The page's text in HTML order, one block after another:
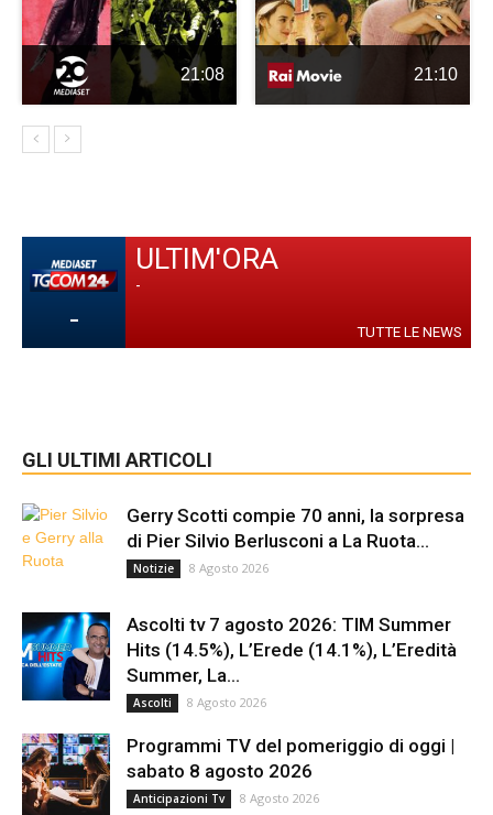
21:08 21:10
-
ULTIM'ORA
-
TUTTE LE NEWS
GLI ULTIMI ARTICOLI
Gerry Scotti compie 70 anni, la sorpresa
di Pier Silvio Berlusconi a La Ruota...
Notizie 8 Agosto 2026
Ascolti tv 7 agosto 2026: TIM Summer
Hits (14.5%), L’Erede (14.1%), L’Eredità
Summer, La...
Ascolti 8 Agosto 2026
Programmi TV del pomeriggio di oggi |
sabato 8 agosto 2026
Anticipazioni Tv 8 Agosto 2026